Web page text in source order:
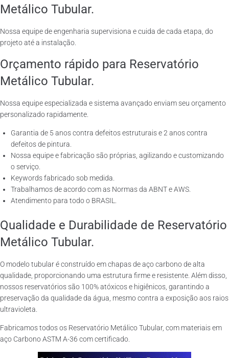
Metálico Tubular.
Nossa equipe de engenharia supervisiona e cuida de cada etapa, do
projeto até a instalação.
Orçamento rápido para Reservatório
Metálico Tubular.
Nossa equipe especializada e sistema avançado enviam seu orçamento
personalizado rapidamente.
Garantia de 5 anos contra defeitos estruturais e 2 anos contra
defeitos de pintura.
Nossa equipe e fabricação são próprias, agilizando e customizando
o serviço.
Keywords fabricado sob medida.
Trabalhamos de acordo com as Normas da ABNT e AWS.
Atendimento para todo o BRASIL.
Qualidade e Durabilidade de Reservatório
Metálico Tubular.
O modelo tubular é construído em chapas de aço carbono de alta
qualidade, proporcionando uma estrutura firme e resistente. Além disso,
nossos reservatórios são 100% atóxicos e higiênicos, garantindo a
preservação da qualidade da água, mesmo contra a exposição aos raios
ultravioleta.
Fabricamos todos os Reservatório Metálico Tubular, com materiais em
aço Carbono ASTM A-36 com certificado.